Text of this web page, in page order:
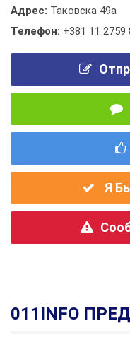
Адрес: Таковска 49а
Телефон: +381 11 2759
Я
011INFO